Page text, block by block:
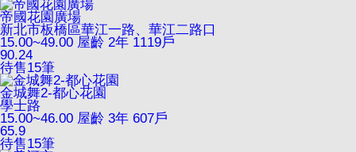
帝國花園廣場
新北市板橋區華江一路、華江二路口
15.00~49.00 屋齡 2年 1119戶
90.24
待售15筆
金城舞2-都心花園
學士路
15.00~46.00 屋齡 3年 607戶
65.9
待售15筆